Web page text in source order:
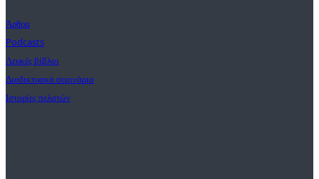
Άρθρα
Podcasts
Λευκές βίβλοι
Διαδικτυακά σεμινάρια
Ιστορίες πελατών